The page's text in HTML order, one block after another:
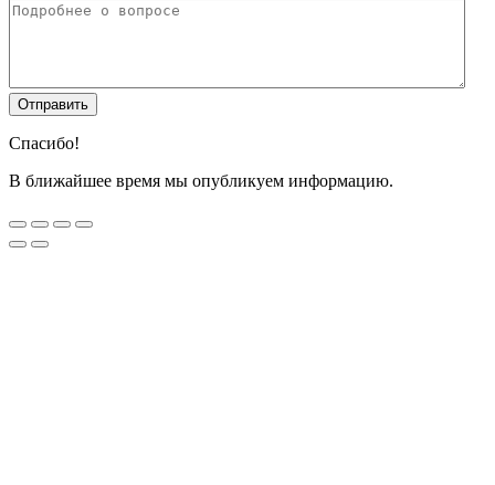
Спасибо!
В ближайшее время мы опубликуем информацию.